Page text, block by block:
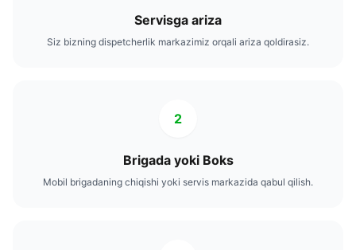
Servisga ariza
Siz bizning dispetcherlik markazimiz orqali ariza qoldirasiz.
2
Brigada yoki Boks
Mobil brigadaning chiqishi yoki servis markazida qabul qilish.